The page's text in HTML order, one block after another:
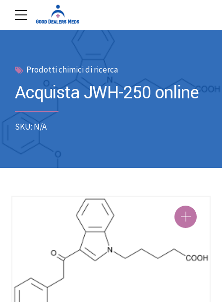
Prodotti chimici di ricerca
Acquista JWH-250 online
SKU: N/A